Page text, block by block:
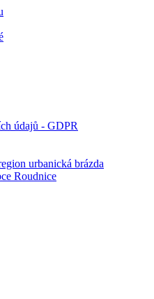
údajů - GDPR
urbanická brázda
Roudnice